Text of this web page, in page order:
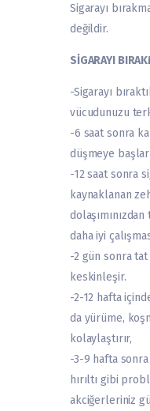
Sigarayı
değildir.
SİGARAYI
-Sigarayı
vücudunuzu
-6 saat sonra
düşmeye başlar
-12 saat sonra
kaynaklanan
daha iyi
-2 gün sonra tat
keskinleşir.
-2-12 hafta
da yürüme,
kolaylaştırır,
-3-9 hafta
hırıltı gibi
akciğerleriniz